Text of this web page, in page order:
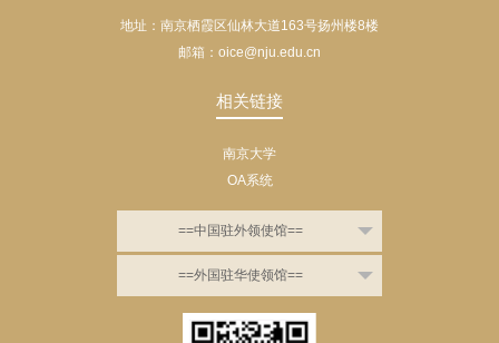
地址：南京栖霞区仙林大道163号扬州楼8楼
邮箱：oice@nju.edu.cn
相关链接
南京大学
OA系统
==中国驻外领使馆==
==外国驻华使领馆==